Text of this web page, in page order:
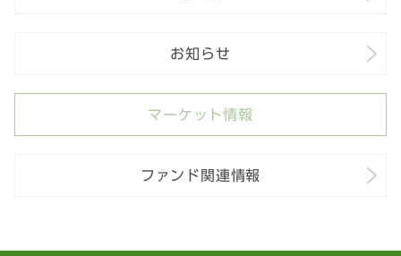
お知らせ
マーケット情報
ファンド関連情報